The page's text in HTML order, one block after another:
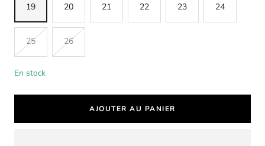
19 20 21 22 23 24
25 26
En stock
AJOUTER AU PANIER